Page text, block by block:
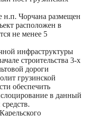
н.п. Чорчана размещен
расположен в
не менее 5
инфраструктуры
строительства 3-х
дороги
грузинской
обеспечить
в данный